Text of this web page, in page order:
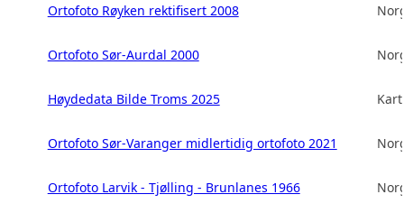
Ortofoto Røyken rektifisert 2008
Ortofoto Sør-Aurdal 2000
Høydedata Bilde Troms 2025
Ortofoto Sør-Varanger midlertidig ortofoto 2021
Ortofoto Larvik - Tjølling - Brunlanes 1966